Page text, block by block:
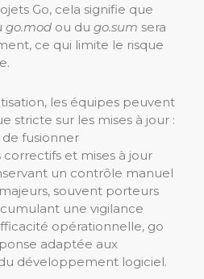
Go, cela signifie que
go.mod ou du go.sum sera
ce qui limite le risque
les équipes peuvent
stricte sur les mises à jour :
fusionner
et mises à jour
un contrôle manuel
souvent porteurs
une vigilance
opérationnelle, go
adaptée aux
développement logiciel.